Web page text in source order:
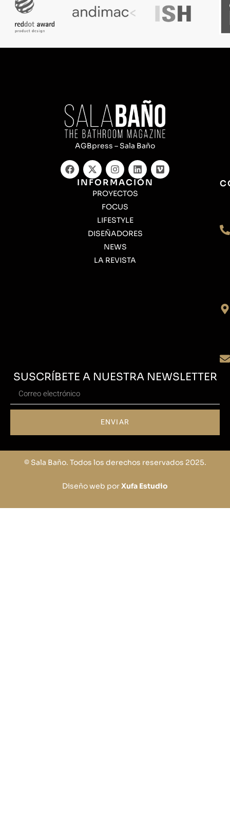
AGBpress – Sala Baño
INFORMACIÓN
PROYECTOS
FOCUS
LIFESTYLE
DISEÑADORES
NEWS
LA REVISTA
SUSCRÍBETE A NUESTRA NEWSLETTER
ENVIAR
© Sala Baño. Todos los derechos reservados 2025.
Diseño web porXufa Estudio